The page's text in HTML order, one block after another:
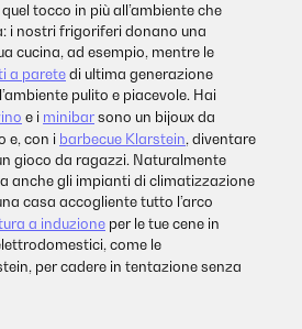
tocco in più all’ambiente che
i nostri frigoriferi donano una
cucina, ad esempio, mentre le
a paretedi ultima generazione
pulito e piacevole. Hai
e i minibarsono un bijoux da
e, con i barbecue Klarstein, diventare
gioco da ragazzi. Naturalmente
anche gli impianti di climatizzazione
casa accogliente tutto l’arco
a induzione per le tue cene in
come le
per cadere in tentazione senza